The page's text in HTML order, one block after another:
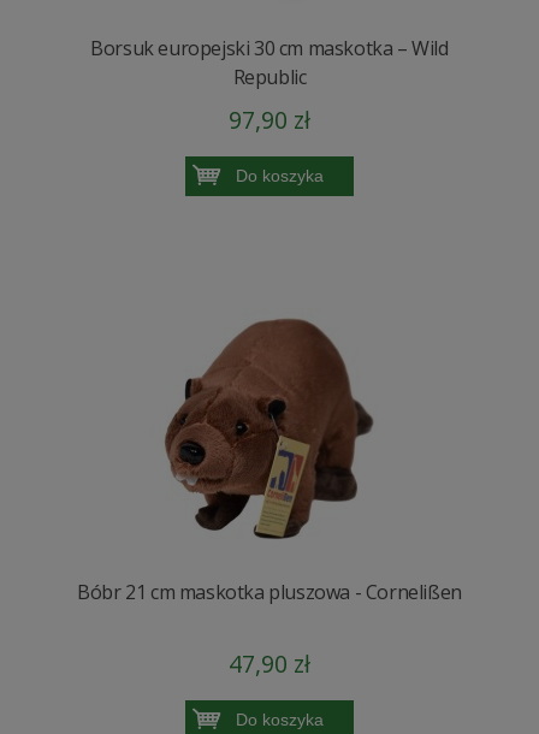
Borsuk europejski 30 cm maskotka – Wild
Republic
97,90 zł
Do koszyka
Bóbr 21 cm maskotka pluszowa - Cornelißen
47,90 zł
Do koszyka